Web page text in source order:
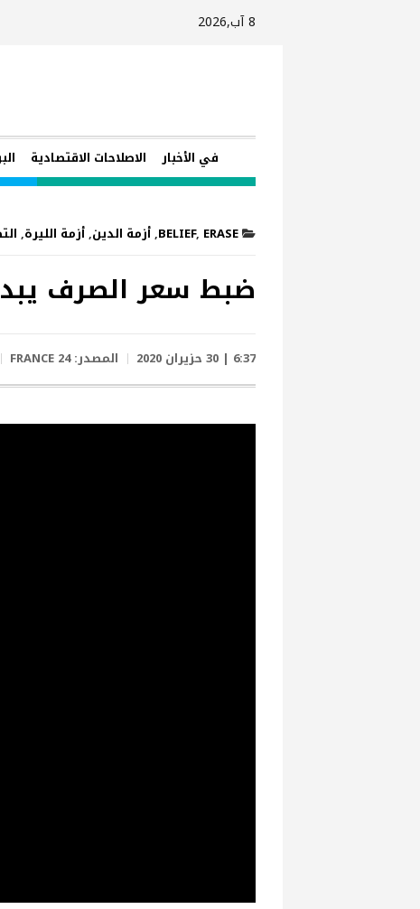
8 آب,2026
في الأخبار الاصلاحات الاقتصادية
BELIEF, ERASE
,أزمة الدين,أزمة الليرة,
ضبط سعر الصرف
6:37 | 30 حزيران 2020 المصدر:FRANCE 24